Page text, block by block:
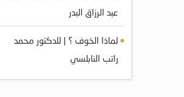
عبد الرزاق البدر
لماذا الخوف ؟ | للدكتور محمد
راتب النابلسي